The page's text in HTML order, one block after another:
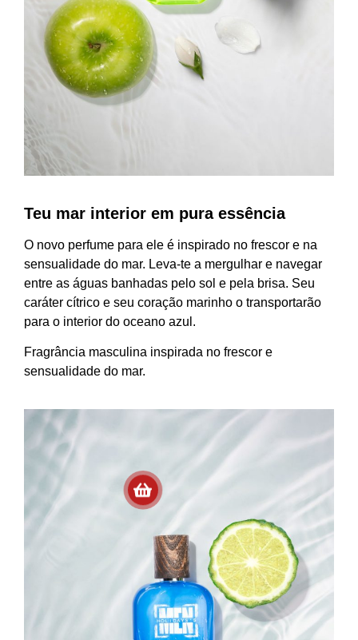
Teu mar interior em pura essência
O novo perfume para ele é inspirado no frescor e na
sensualidade do mar. Leva-te a mergulhar e navegar
entre as águas banhadas pelo sol e pela brisa. Seu
caráter cítrico e seu coração marinho o transportarão
para o interior do oceano azul.
Fragrância masculina inspirada no frescor e
sensualidade do mar.